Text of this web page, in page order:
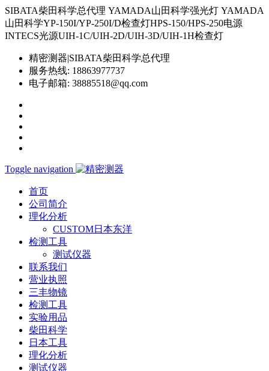
SIBATA柴田科学总代理 YAMADA山田科学强光灯 YAMADA
山田科学YP-150I/YP-250I/D检查灯HPS-150/HPS-250电源
INTECS光源UIH-1C/UIH-2D/UIH-3D/UIH-1H检查灯
精密测器|SIBATA柴田科学总代理
服务热线: 18863977737
电子邮箱: 38885518@qq.com
Toggle navigation
首页
公司简介
理化分析
CUSTOM日本东洋
检测工具
测试仪器
联系我们
营业执照
三丰物镜
检测工具
实验用品
柴田科学
日本工具
理化分析
测试仪器